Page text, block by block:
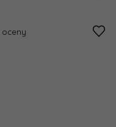
oceny